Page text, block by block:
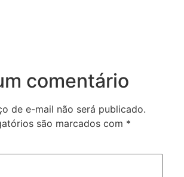
comentário
de e-mail não será publicado.
são marcados com *